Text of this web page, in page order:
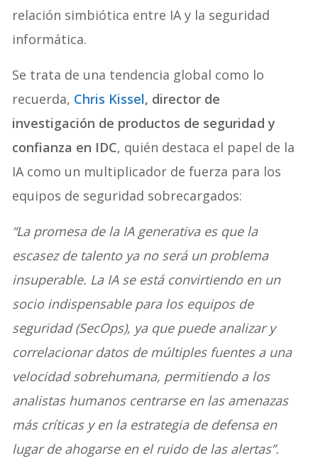
relación simbiótica entre IA y la seguridad
informática.
Se trata de una tendencia global como lo
recuerda, Chris Kissel, director de
investigación de productos de seguridad y
confianza en IDC, quién destaca el papel de la
IA como un multiplicador de fuerza para los
equipos de seguridad sobrecargados:
“La promesa de la IA generativa es que la
escasez de talento ya no será un problema
insuperable. La IA se está convirtiendo en un
socio indispensable para los equipos de
seguridad (SecOps), ya que puede analizar y
correlacionar datos de múltiples fuentes a una
velocidad sobrehumana, permitiendo a los
analistas humanos centrarse en las amenazas
más críticas y en la estrategia de defensa en
lugar de ahogarse en el ruido de las alertas”.